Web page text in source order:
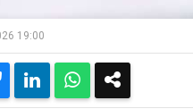
19:00